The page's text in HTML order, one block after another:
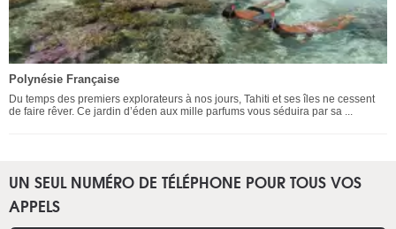
Polynésie Française
Du temps des premiers explorateurs à nos jours, Tahiti et ses îles ne cessent
de faire rêver. Ce jardin d’éden aux mille parfums vous séduira par sa ...
UN SEUL NUMÉRO DE TÉLÉPHONE POUR TOUS VOS
APPELS